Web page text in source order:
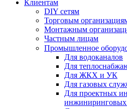
Клиентам
DIY сетям
Торговым
Монтажным
Частным лицам
Промышленное
Для водоканалов
Для
Для ЖКХ и УК
Для газовых
Для проектных